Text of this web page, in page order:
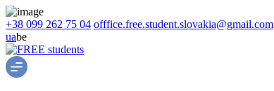
+38 099 262 75 04 offfice.free.student.slovakia@gmail.com
uabe